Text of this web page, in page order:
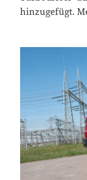
hinzugefügt.